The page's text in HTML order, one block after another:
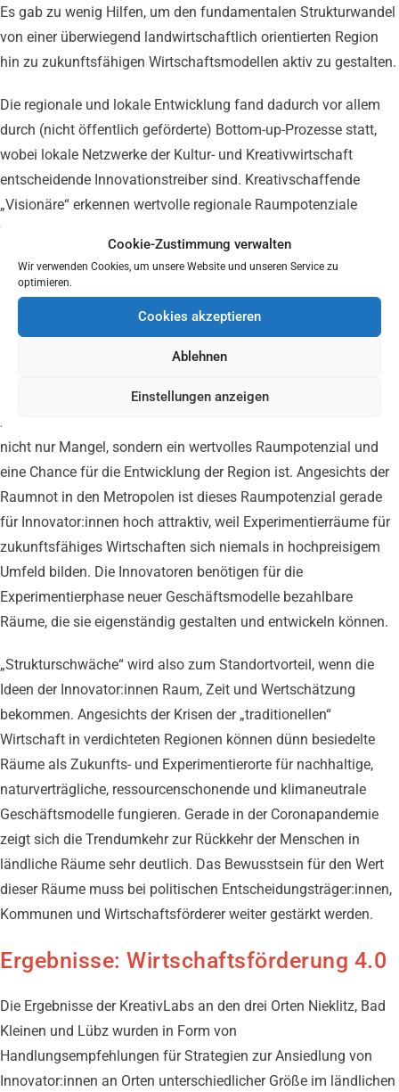
Cookie-Zustimmung verwalten
Wir verwenden Cookies, um unsere Website und unseren Service zu
optimieren.
Cookies akzeptieren
Ablehnen
Einstellungen anzeigen
Es gab zu wenig Hilfen, um den fundamentalen Strukturwandel
von einer überwiegend landwirtschaftlich orientierten Region
hin zu zukunftsfähigen Wirtschaftsmodellen aktiv zu gestalten.
Die regionale und lokale Entwicklung fand dadurch vor allem
durch (nicht öffentlich geförderte) Bottom-up-Prozesse statt,
wobei lokale Netzwerke der Kultur- und Kreativwirtschaft
entscheidende Innovationstreiber sind. Kreativschaffende
„Visionäre“ erkennen wertvolle regionale Raumpotenziale
frühzeitig und entwickeln sie oft durch (ehrenamtliches)
Engagement und durch Einsatz von eigenem finanziellen,
kulturellen und sozialem Kapital. Gleichzeitig tragen diese
gemeinschaftsstiftenden, kulturbasierten Netzwerke dazu bei,
negative Folgen des „Abgehängt-Fühlens“ abzumildern.
Innovator:innen durch die Kommunen und Wirtschaftsförderer
zu erhöhen. Das Bewusstsein wird gestärkt, dass „Leerstand“
nicht nur Mangel, sondern ein wertvolles Raumpotenzial und
eine Chance für die Entwicklung der Region ist. Angesichts der
Raumnot in den Metropolen ist dieses Raumpotenzial gerade
für Innovator:innen hoch attraktiv, weil Experimentierräume für
zukunftsfähiges Wirtschaften sich niemals in hochpreisigem
Umfeld bilden. Die Innovatoren benötigen für die
Experimentierphase neuer Geschäftsmodelle bezahlbare
Räume, die sie eigenständig gestalten und entwickeln können.
„Strukturschwäche“ wird also zum Standortvorteil, wenn die
Ideen der Innovator:innen Raum, Zeit und Wertschätzung
bekommen. Angesichts der Krisen der „traditionellen“
Wirtschaft in verdichteten Regionen können dünn besiedelte
Räume als Zukunfts- und Experimentierorte für nachhaltige,
naturverträgliche, ressourcenschonende und klimaneutrale
Geschäftsmodelle fungieren. Gerade in der Coronapandemie
zeigt sich die Trendumkehr zur Rückkehr der Menschen in
ländliche Räume sehr deutlich. Das Bewusstsein für den Wert
dieser Räume muss bei politischen Entscheidungsträger:innen,
Kommunen und Wirtschaftsförderer weiter gestärkt werden.
Ergebnisse: Wirtschaftsförderung 4.0
Die Ergebnisse der KreativLabs an den drei Orten Nieklitz, Bad
Kleinen und Lübz wurden in Form von
Handlungsempfehlungen für Strategien zur Ansiedlung von
Innovator:innen an Orten unterschiedlicher Größe im ländlichen